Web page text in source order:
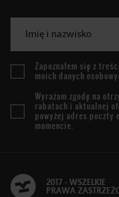
Imię i nazwisko
Zapoznałem się z
moich danych
Wyrażam zgodę na
rabatach i aktualnej
powyżej adres poczty
momencie.
2017 - WSZELKIE
PRAWA